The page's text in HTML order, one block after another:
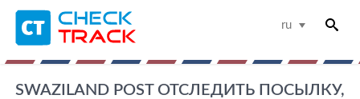
ru
SWAZILAND POST ОТСЛЕДИТЬ ПОСЫЛКУ,